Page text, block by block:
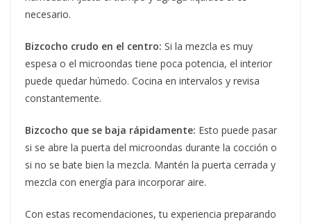
necesario.
Bizcocho crudo en el centro: Si la mezcla es muy
espesa o el microondas tiene poca potencia, el interior
puede quedar húmedo. Cocina en intervalos y revisa
constantemente.
Bizcocho que se baja rápidamente: Esto puede pasar
si se abre la puerta del microondas durante la cocción o
si no se bate bien la mezcla. Mantén la puerta cerrada y
mezcla con energía para incorporar aire.
Con estas recomendaciones, tu experiencia preparando